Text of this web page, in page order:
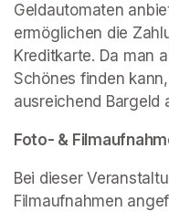
Geldautomaten
ermöglichen die
Kreditkarte. Da man
Schönes finden
ausreichend Bargeld
Foto- &
Bei dieser
Filmaufnahmen